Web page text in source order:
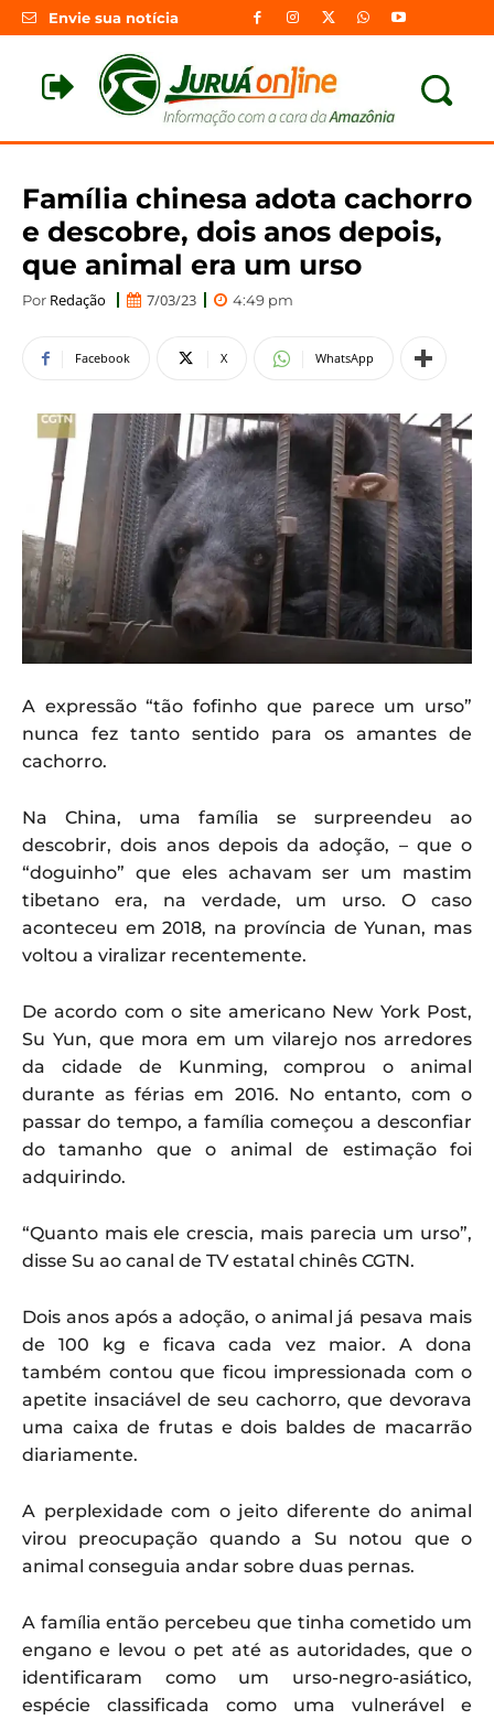
Envie sua notícia
Família chinesa adota cachorro
e descobre, dois anos depois,
que animal era um urso
Por Redação 7/03/23 4:49 pm
Facebook X WhatsApp
A expressão “tão fofinho que parece um urso”
nunca fez tanto sentido para os amantes de
cachorro.
Na China, uma família se surpreendeu ao
descobrir, dois anos depois da adoção, – que o
“doguinho” que eles achavam ser um mastim
tibetano era, na verdade, um urso. O caso
aconteceu em 2018, na província de Yunan, mas
voltou a viralizar recentemente.
De acordo com o site americano New York Post,
Su Yun, que mora em um vilarejo nos arredores
da cidade de Kunming, comprou o animal
durante as férias em 2016. No entanto, com o
passar do tempo, a família começou a desconfiar
do tamanho que o animal de estimação foi
adquirindo.
“Quanto mais ele crescia, mais parecia um urso”,
disse Su ao canal de TV estatal chinês CGTN.
Dois anos após a adoção, o animal já pesava mais
de 100 kg e ficava cada vez maior. A dona
também contou que ficou impressionada com o
apetite insaciável de seu cachorro, que devorava
uma caixa de frutas e dois baldes de macarrão
diariamente.
A perplexidade com o jeito diferente do animal
virou preocupação quando a Su notou que o
animal conseguia andar sobre duas pernas.
A família então percebeu que tinha cometido um
engano e levou o pet até as autoridades, que o
identificaram como um urso-negro-asiático,
espécie classificada como uma vulnerável e